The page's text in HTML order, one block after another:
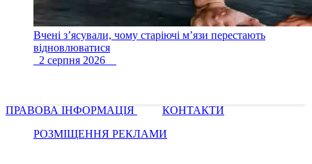
Вчені з’ясували, чому старіючі м’язи перестають
відновлюватися
2 серпня 2026
ПРАВОВА ІНФОРМАЦІЯ
КОНТАКТИ
РОЗМІЩЕННЯ РЕКЛАМИ